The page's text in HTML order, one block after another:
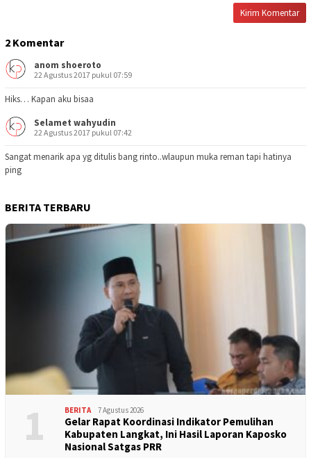
2 Komentar
anom shoeroto
22 Agustus 2017 pukul 07:59
Hiks… Kapan aku bisaa
Selamet wahyudin
22 Agustus 2017 pukul 07:42
Sangat menarik apa yg ditulis bang rinto..wlaupun muka reman tapi hatinya
ping
BERITA TERBARU
1 BERITA 7 Agustus 2026
Gelar Rapat Koordinasi Indikator Pemulihan
Kabupaten Langkat, Ini Hasil Laporan Kaposko
Nasional Satgas PRR